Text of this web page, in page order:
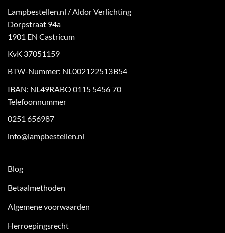
Lampbestellen.nl / Aldor Verlichting
Dorpstraat 94a
1901 EN Castricum
KvK 37051159
BTW-Nummer: NL002122513B54
IBAN: NL49RABO 0115 5456 70
Telefoonnummer
0251 656987
info@lampbestellen.nl
Blog
Betaalmethoden
Algemene voorwaarden
Herroepingsrecht